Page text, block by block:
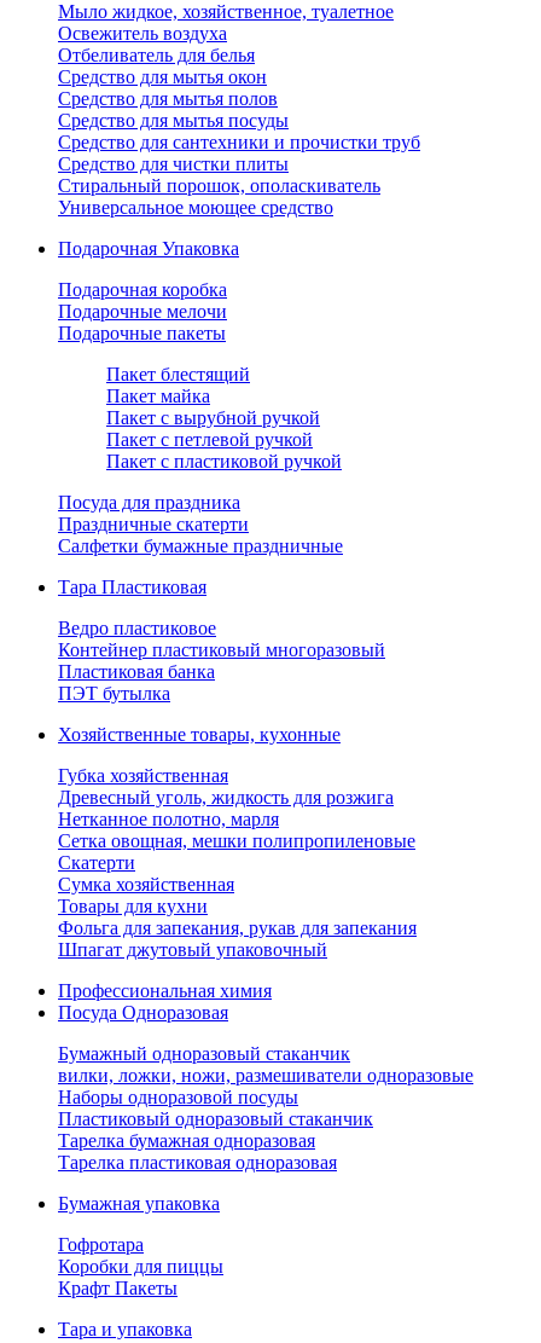
Мыло жидкое, хозяйственное, туалетное
Освежитель воздуха
Отбеливатель для белья
Средство для мытья окон
Средство для мытья полов
Средство для мытья посуды
Средство для сантехники и прочистки труб
Средство для чистки плиты
Стиральный порошок, ополаскиватель
Универсальное моющее средство
Подарочная Упаковка
Подарочная коробка
Подарочные мелочи
Подарочные пакеты
Пакет блестящий
Пакет майка
Пакет с вырубной ручкой
Пакет с петлевой ручкой
Пакет с пластиковой ручкой
Посуда для праздника
Праздничные скатерти
Салфетки бумажные праздничные
Тара Пластиковая
Ведро пластиковое
Контейнер пластиковый многоразовый
Пластиковая банка
ПЭТ бутылка
Хозяйственные товары, кухонные
Губка хозяйственная
Древесный уголь, жидкость для розжига
Нетканное полотно, марля
Сетка овощная, мешки полипропиленовые
Скатерти
Сумка хозяйственная
Товары для кухни
Фольга для запекания, рукав для запекания
Шпагат джутовый упаковочный
Профессиональная химия
Посуда Одноразовая
Бумажный одноразовый стаканчик
вилки, ложки, ножи, размешиватели одноразовые
Наборы одноразовой посуды
Пластиковый одноразовый стаканчик
Тарелка бумажная одноразовая
Тарелка пластиковая одноразовая
Бумажная упаковка
Гофротара
Коробки для пиццы
Крафт Пакеты
Тара и упаковка